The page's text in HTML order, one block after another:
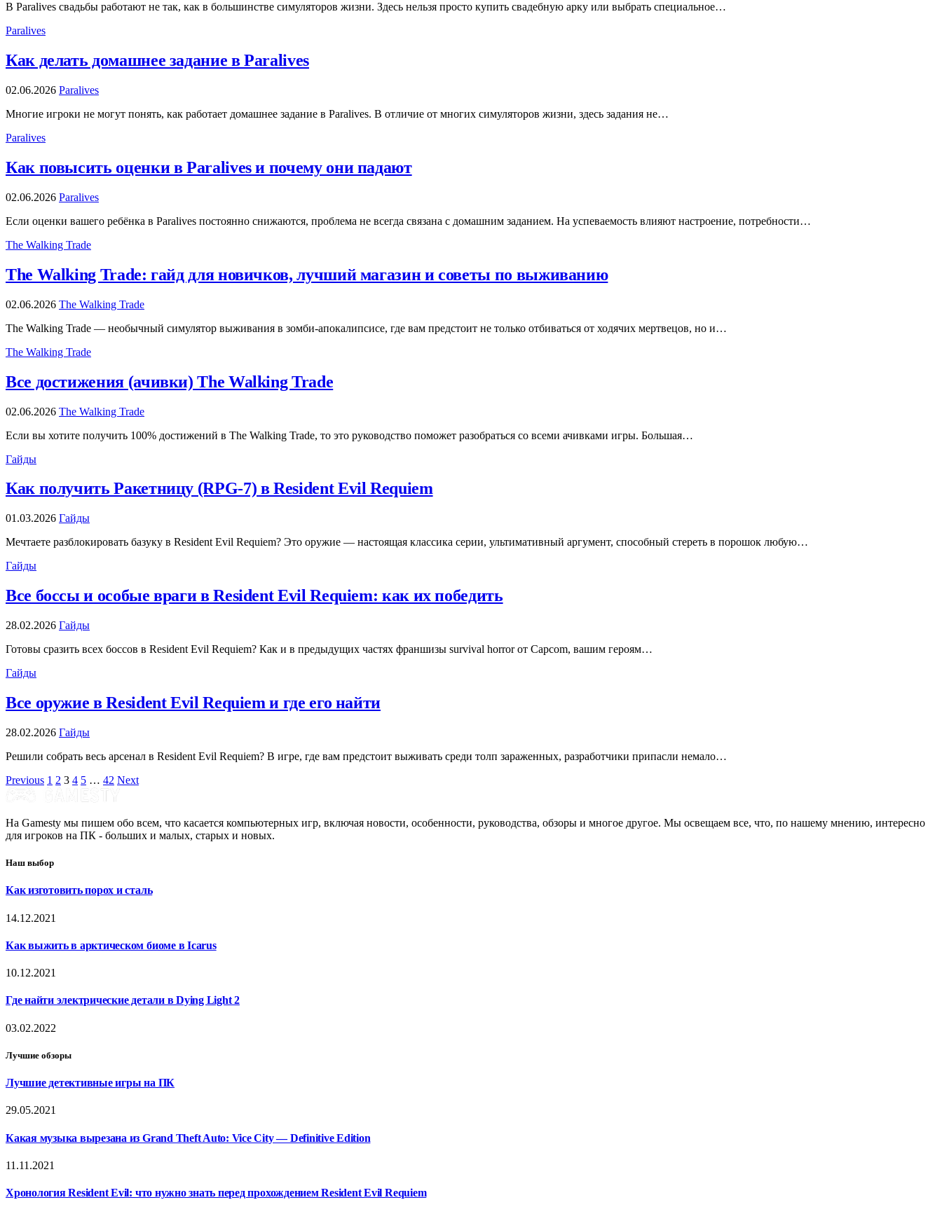
В Paralives свадьбы работают не так, как в большинстве симуляторов жизни. Здесь нельзя просто купить свадебную арку или выбрать специальное…
Paralives
Как делать домашнее задание в Paralives
02.06.2026 Paralives
Многие игроки не могут понять, как работает домашнее задание в Paralives. В отличие от многих симуляторов жизни, здесь задания не…
Paralives
Как повысить оценки в Paralives и почему они падают
02.06.2026 Paralives
Если оценки вашего ребёнка в Paralives постоянно снижаются, проблема не всегда связана с домашним заданием. На успеваемость влияют настроение, потребности…
The Walking Trade
The Walking Trade: гайд для новичков, лучший магазин и советы по выживанию
02.06.2026 The Walking Trade
The Walking Trade — необычный симулятор выживания в зомби-апокалипсисе, где вам предстоит не только отбиваться от ходячих мертвецов, но и…
The Walking Trade
Все достижения (ачивки) The Walking Trade
02.06.2026 The Walking Trade
Если вы хотите получить 100% достижений в The Walking Trade, то это руководство поможет разобраться со всеми ачивками игры. Большая…
Гайды
Как получить Ракетницу (RPG-7) в Resident Evil Requiem
01.03.2026 Гайды
Мечтаете разблокировать базуку в Resident Evil Requiem? Это оружие — настоящая классика серии, ультимативный аргумент, способный стереть в порошок любую…
Гайды
Все боссы и особые враги в Resident Evil Requiem: как их победить
28.02.2026 Гайды
Готовы сразить всех боссов в Resident Evil Requiem? Как и в предыдущих частях франшизы survival horror от Capcom, вашим героям…
Гайды
Все оружие в Resident Evil Requiem и где его найти
28.02.2026 Гайды
Решили собрать весь арсенал в Resident Evil Requiem? В игре, где вам предстоит выживать среди толп зараженных, разработчики припасли немало…
Previous 1 2 3 4 5 … 42 Next
На Gamesty мы пишем обо всем, что касается компьютерных игр, включая новости, особенности, руководства, обзоры и многое другое. Мы освещаем все, что, по нашему мнению, интересно
для игроков на ПК - больших и малых, старых и новых.
Наш выбор
Как изготовить порох и сталь
14.12.2021
Как выжить в арктическом биоме в Icarus
10.12.2021
Где найти электрические детали в Dying Light 2
03.02.2022
Лучшие обзоры
Лучшие детективные игры на ПК
29.05.2021
Какая музыка вырезана из Grand Theft Auto: Vice City — Definitive Edition
11.11.2021
Хронология Resident Evil: что нужно знать перед прохождением Resident Evil Requiem